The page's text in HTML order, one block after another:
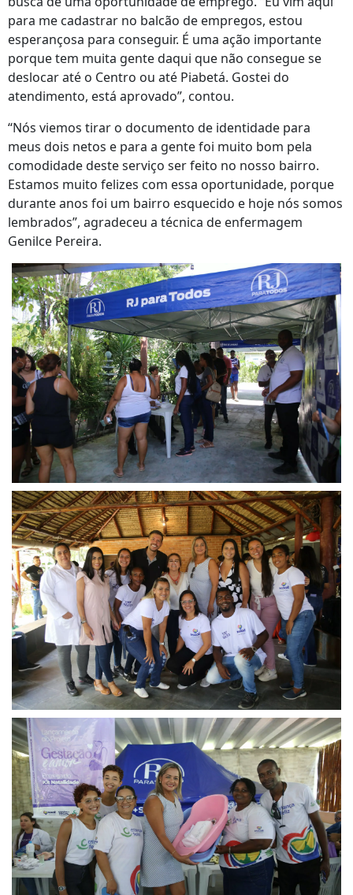
para me cadastrar no balcão de empregos, estou
esperançosa para conseguir. É uma ação importante
porque tem muita gente daqui que não consegue se
deslocar até o Centro ou até Piabetá. Gostei do
atendimento, está aprovado”, contou.
“Nós viemos tirar o documento de identidade para
meus dois netos e para a gente foi muito bom pela
comodidade deste serviço ser feito no nosso bairro.
Estamos muito felizes com essa oportunidade, porque
durante anos foi um bairro esquecido e hoje nós somos
lembrados”, agradeceu a técnica de enfermagem
Genilce Pereira.